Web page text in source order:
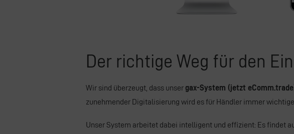
Der richtige Weg für den
Wir sind überzeugt, dass unser gax-System (jetzt
zunehmender Digitalisierung wird es für Händler immer
Unser System arbeitet dabei intelligent und effizient: Es findet